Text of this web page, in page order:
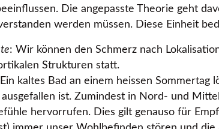
Die angepasste Theorie geht
werden müssen. Diese Einheit
: Wir können den Schmerz nach
Strukturen statt.
kaltes Bad an einem heissen Sommertag
ist. Zumindest in Nord- und
hervorrufen. Dies gilt genauso für